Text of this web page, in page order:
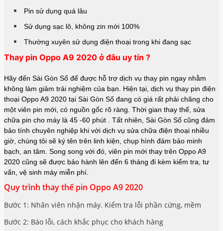
Pin sử dụng quá lâu
Sử dụng sạc lô, không zin mới 100%
Thường xuyên sử dụng điện thoại trong khi đang sạc
Thay pin Oppo A9 2020 ở đâu uy tín ?
Hãy đến Sài Gòn Số để được hỗ trợ dịch vụ thay pin ngay nhằm
không làm giảm trải nghiệm của bạn. Hiện tại, dịch vụ thay pin điện
thoại Oppo A9 2020 tại Sài Gòn Số đang có giá rất phải chăng cho
một viên pin mới, có nguồn gốc rõ ràng. Thời gian thay thế, sửa
chữa pin cho máy là 45 -60 phút . Tất nhiên, Sài Gòn Số cũng đảm
bảo tính chuyên nghiệp khi với dịch vụ sửa chữa điện thoại nhiều
giờ, chúng tôi sẽ ký tên trên linh kiện, chụp hình đảm bảo minh
bạch, an tâm. Song song với đó, viên pin mới thay trên Oppo A9
2020 cũng sẽ được bảo hành lên đến 6 tháng đi kèm kiểm tra, tư
vấn, vệ sinh máy miễn phí.
Quy trình thay thế pin Oppo A9 2020
Bước 1: Nhân viên nhận máy. Kiểm tra lỗi phần cứng, mềm
Bước 2: Báo lỗi, cách khắc phục cho khách hàng